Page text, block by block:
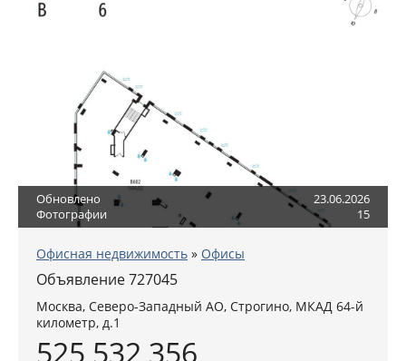
Обновлено
23.06.2026
Фотографии
15
Офисная недвижимость » Офисы
Объявление 727045
Москва, Северо-Западный АО, Строгино, МКАД 64-й
километр, д.1
525 532 356